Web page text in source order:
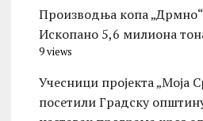
Производња копа
Ископано 5,6 милиона
9 views
Учесници пројекта „Моја
посетили Градску